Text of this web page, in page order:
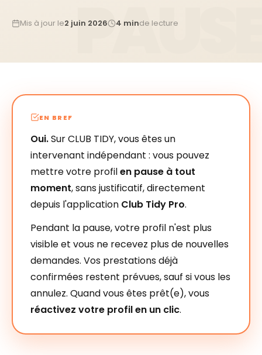
Mis à jour le2 juin 2026 4 minde lecture
EN BREF
Oui.Sur CLUB TIDY, vous êtes un
intervenant indépendant : vous pouvez
mettre votre profilen pause à tout
moment, sans justificatif, directement
depuis l'application Club Tidy Pro.
Pendant la pause, votre profil n'est plus
visible et vous ne recevez plus de nouvelles
demandes. Vos prestations déjà
confirmées restent prévues, sauf si vous les
annulez. Quand vous êtes prêt(e), vous
réactivez votre profil en un clic.